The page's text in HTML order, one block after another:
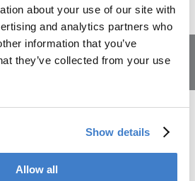
about your use of our site with
and analytics partners who
information that you’ve
they’ve collected from your use
Show details
Allow all